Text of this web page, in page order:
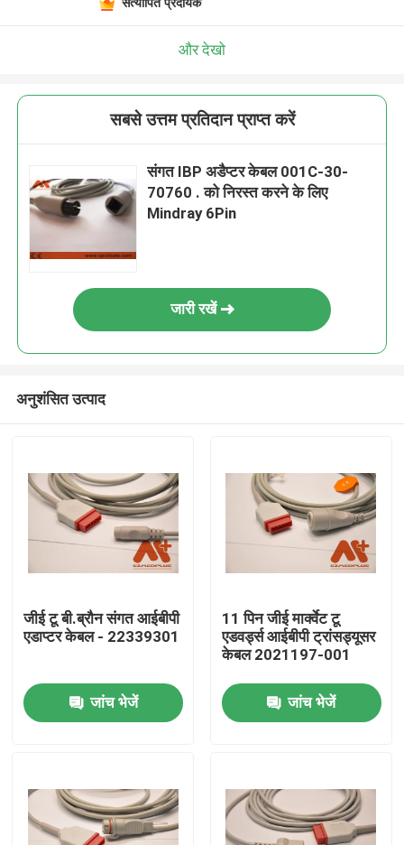
और देखो
सबसे उत्तम प्रतिदान प्राप्त करें
संगत IBP अडैप्टर केबल 001C-30-
70760 . को निरस्त करने के लिए
Mindray 6Pin
जारी रखें
अनुशंसित उत्पाद
जीई टू बी.ब्रौन संगत आईबीपी
एडाप्टर केबल - 22339301
जांच भेजें
11 पिन जीई मार्क्वेट टू
एडवर्ड्स आईबीपी ट्रांसड्यूसर
केबल 2021197-001
जांच भेजें